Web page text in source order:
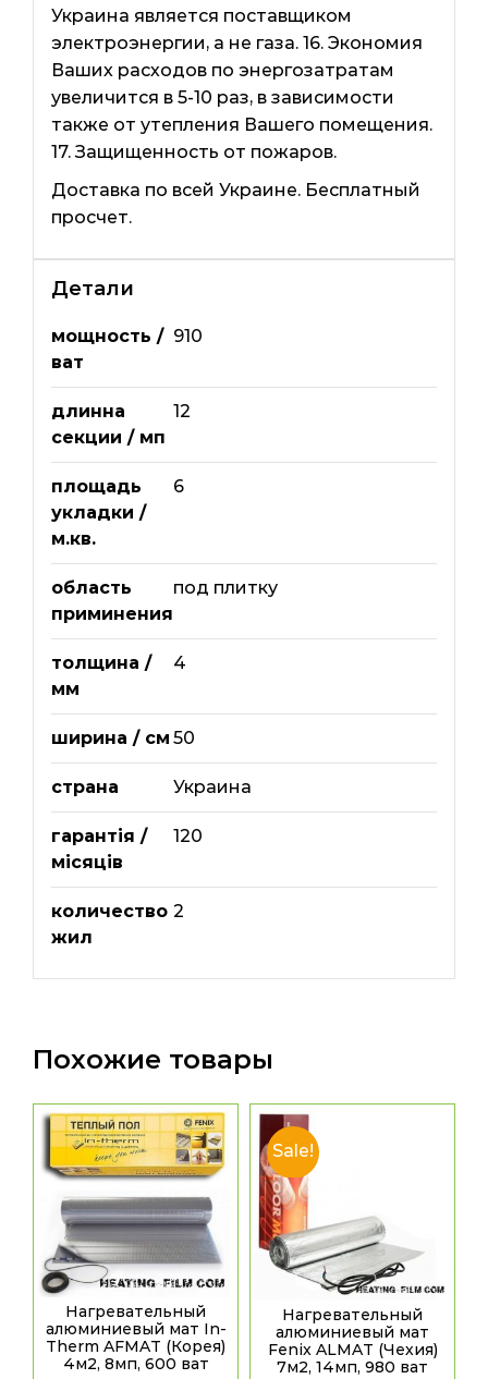
Украина является поставщиком
электроэнергии, а не газа. 16. Экономия
Ваших расходов по энергозатратам
увеличится в 5-10 раз, в зависимости
также от утепления Вашего помещения.
17. Защищенность от пожаров.
Доставка по всей Украине. Бесплатный
просчет.
Детали
мощность /
ват
910
длинна
секции / мп
12
площадь
укладки /
м.кв.
6
область
приминения
под плитку
толщина /
мм
4
ширина / см 50
страна Украина
гарантія /
місяців
120
количество
жил
2
Похожие товары
Нагревательный
алюминиевый мат In-
Therm AFMAT (Корея)
4м2, 8мп, 600 ват
Sale!
Нагревательный
алюминиевый мат
Fenix ALMAT (Чехия)
7м2, 14мп, 980 ват